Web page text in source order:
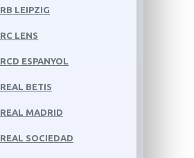
RB LEIPZIG
RC LENS
RCD ESPANYOL
REAL BETIS
REAL MADRID
REAL SOCIEDAD